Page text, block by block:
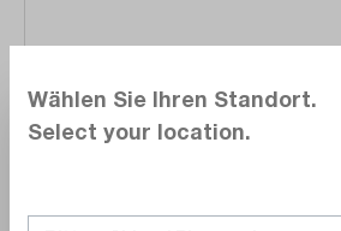
Wählen Sie Ihren Standort.
Select your location.